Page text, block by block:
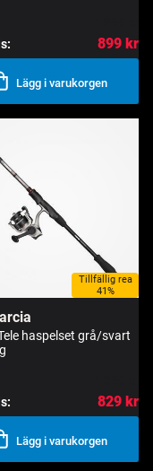
899 kr
Lägg i varukorgen
Tillfällig rea
41%
haspelset grå/svart
829 kr
Lägg i varukorgen